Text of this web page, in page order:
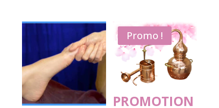
Promo !
PROMOTION